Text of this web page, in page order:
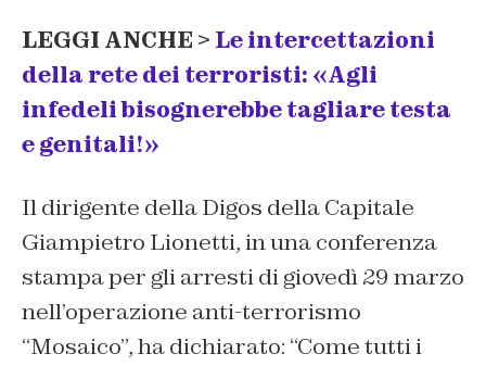
LEGGI ANCHE > Le intercettazioni
della rete dei terroristi: «Agli
infedeli bisognerebbe tagliare testa
e genitali!»
Il dirigente della Digos della Capitale
Giampietro Lionetti, in una conferenza
stampa per gli arresti di giovedì 29 marzo
nell’operazione anti-terrorismo
“Mosaico”, ha dichiarato: “Come tutti i